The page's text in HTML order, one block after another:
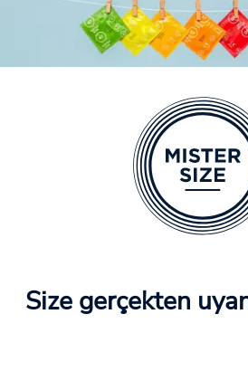
Size gerçekten